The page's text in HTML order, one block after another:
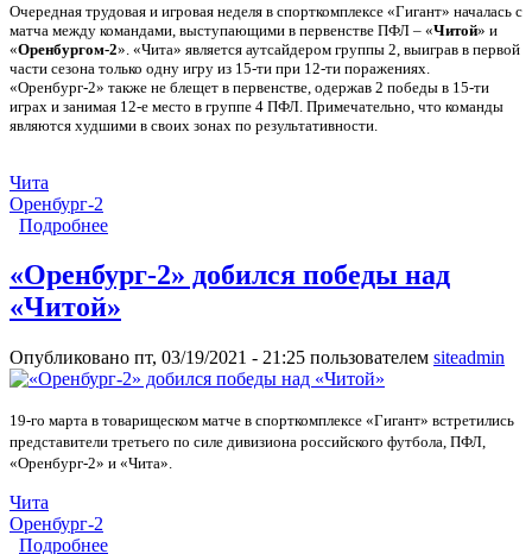
Очередная трудовая и игровая неделя в спорткомплексе «Гигант» началась с
матча между командами, выступающими в первенстве ПФЛ – «Читой» и
«Оренбургом-2». «Чита» является аутсайдером группы 2, выиграв в первой
части сезона только одну игру из 15-ти при 12-ти поражениях.
«Оренбург-2» также не блещет в первенстве, одержав 2 победы в 15-ти
играх и занимая 12-е место в группе 4 ПФЛ. Примечательно, что команды
являются худшими в своих зонах по результативности.
Чита
Оренбург-2
Подробнее
«Оренбург-2» добился победы над
«Читой»
Опубликовано пт, 03/19/2021 - 21:25 пользователем siteadmin
19-го марта в товарищеском матче в спорткомплексе «Гигант» встретились
представители третьего по силе дивизиона российского футбола, ПФЛ,
«Оренбург-2» и «Чита».
Чита
Оренбург-2
Подробнее